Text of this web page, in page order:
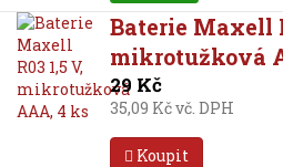
Baterie Maxell
mikrotužková
29 Kč
35,09 Kč vč. DPH
Koupit